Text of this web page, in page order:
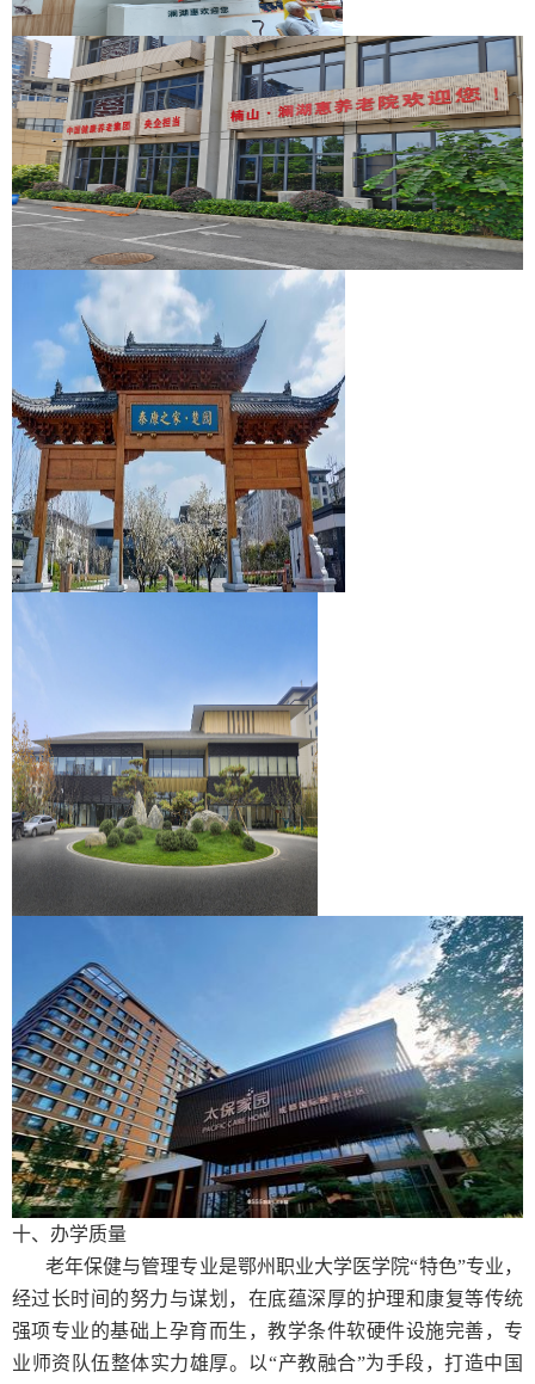
十、办学质量
老年保健与管理专业是鄂州职业大学医学院“特色”专业，
经过长时间的努力与谋划，在底蕴深厚的护理和康复等传统
强项专业的基础上孕育而生，教学条件软硬件设施完善，专
业师资队伍整体实力雄厚。以“产教融合”为手段，打造中国